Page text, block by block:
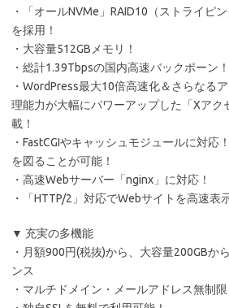
・「オールNVMe」RAID10（ストライピ
を採用！
・大容量512GBメモリ！
・総計1.39Tbpsの国内高速バックポーン
・WordPress最大10倍高速化＆さらなる
理能力が大幅にパワーアップした「Xアク
載！
・FastCGIやキャッシュモジュールに対応
を図ることが可能！
・高速Webサーバー「nginx」に対応！
・「HTTP/2」対応でWebサイトを高速表
▼ 充実の多機能
・月額900円(税抜)から、大容量200GBか
ンス
・マルチドメイン・メールアドレス無制限